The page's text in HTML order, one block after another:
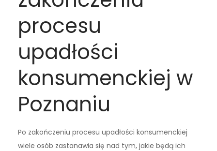
procesu
upadłości
konsumenckiej w
Poznaniu
Po zakończeniu procesu upadłości konsumenckiej
wiele osób zastanawia się nad tym, jakie będą ich